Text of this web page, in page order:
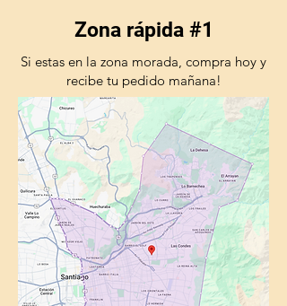
Zona rápida #1
Si estas en la zona morada, compra hoy y
recibe tu pedido mañana!